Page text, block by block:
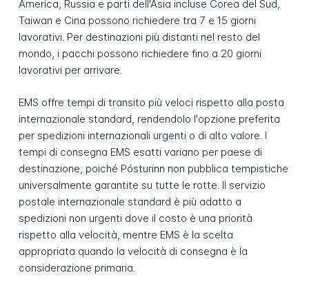
America, Russia e parti dell'Asia incluse Corea del Sud,
Taiwan e Cina possono richiedere tra 7 e 15 giorni
lavorativi. Per destinazioni più distanti nel resto del
mondo, i pacchi possono richiedere fino a 20 giorni
lavorativi per arrivare.
EMS offre tempi di transito più veloci rispetto alla posta
internazionale standard, rendendolo l'opzione preferita
per spedizioni internazionali urgenti o di alto valore. I
tempi di consegna EMS esatti variano per paese di
destinazione, poiché Pósturinn non pubblica tempistiche
universalmente garantite su tutte le rotte. Il servizio
postale internazionale standard è più adatto a
spedizioni non urgenti dove il costo è una priorità
rispetto alla velocità, mentre EMS è la scelta
appropriata quando la velocità di consegna è la
considerazione primaria.